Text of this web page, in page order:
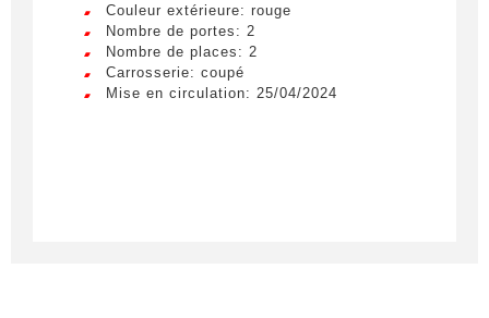
Couleur extérieure: rouge
Nombre de portes: 2
Nombre de places: 2
Carrosserie: coupé
Mise en circulation: 25/04/2024